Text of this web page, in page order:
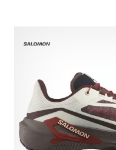
41⅓ 42 42⅔ 43⅓ 44